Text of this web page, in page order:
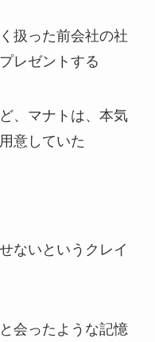
扱った前会社の社
レゼントする
、マナトは、本気
意していた
ないというクレイ
会ったような記憶